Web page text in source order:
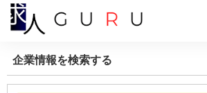
企業情報を検索する